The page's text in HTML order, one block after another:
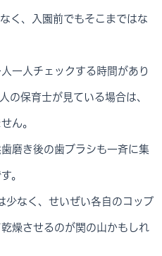
く、入園前でもそこまではな
一人チェックする時間があり
の保育士が見ている場合は、
ん。
磨き後の歯ブラシも一斉に集
。
少なく、せいぜい各自のコップ
燥させるのが関の山かもしれ